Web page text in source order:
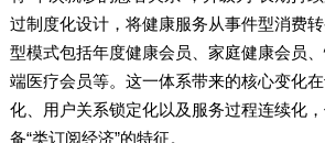
过制度化设计，将健康服务从事件型消费
型模式包括年度健康会员、家庭健康会员
端医疗会员等。这一体系带来的核心变化
化、用户关系锁定化以及服务过程连续化
备“类订阅经济”的特征。